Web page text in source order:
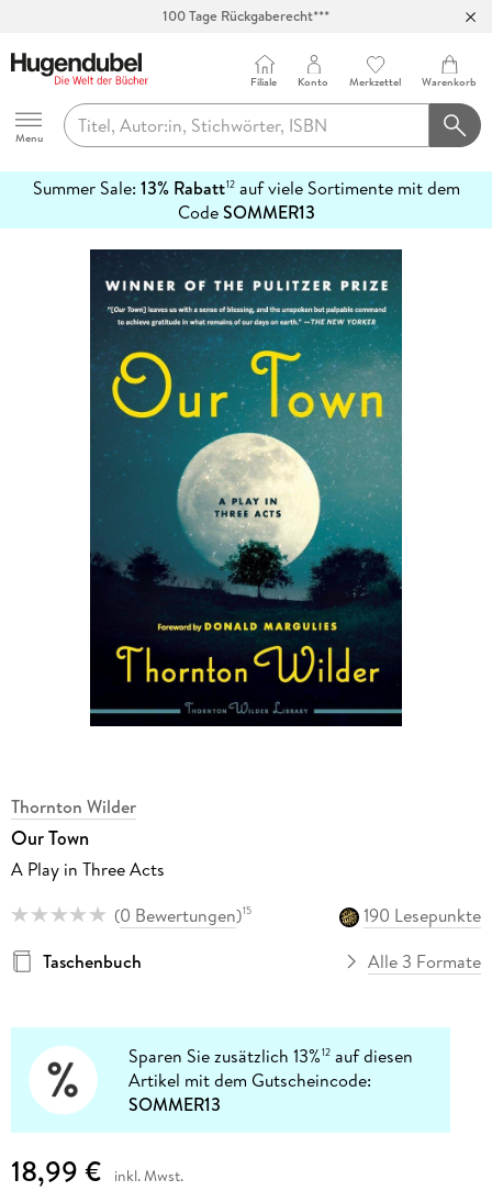
Hugendubel
Menu
Filiale Konto Merkzettel Warenkorb
Summer Sale: 13% Rabatt12auf viele Sortimente mit dem
CodeSOMMER13
erfahren
Thornton Wilder
Our Town
A Play in Three Acts
(0 Bewertungen)15
190 Lesepunkte
Taschenbuch
Alle 3 Formate
Sparen Sie zusätzlich 13%12 auf diesen
Artikel mit dem Gutscheincode:
SOMMER13
18,99 € inkl. Mwst.